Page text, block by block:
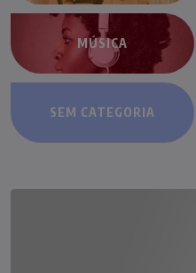
MÚSICA
SEM CATEGORIA